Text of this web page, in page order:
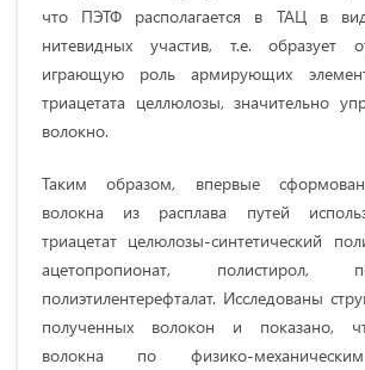
что ПЭТФ располагается в ТАЦ в
нитевидных участив, т.е. образует
играющую роль армирующих
триацетата целлюлозы, значительно
волокно.
Таким образом, впервые
волокна из расплава путей
триацетат целюлозы-синтетический
ацетопропионат, полистирол,
полиэтилентерефталат. Исследованы
полученных волокон и показано,
волокна по физико-